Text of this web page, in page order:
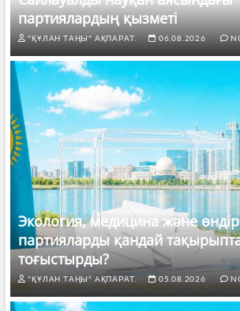
партиялардың қызметі
"ҚҰЛАН ТАҢЫ" АҚПАРАТ. 06.08.2026
Экология, медицина және
партияларды қандай
тоғыстырды?
"ҚҰЛАН ТАҢЫ" АҚПАРАТ. 05.08.2026